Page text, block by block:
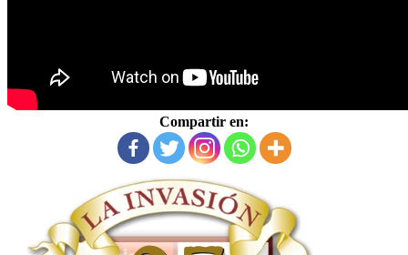
Compartir en: